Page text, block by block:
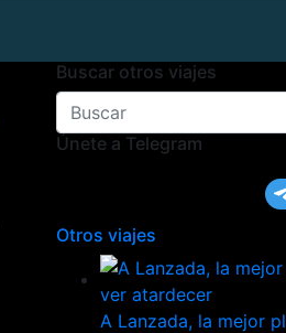
Buscar otros viajes
Únete a Telegram
Otros viajes
A Lanzada, la mejor